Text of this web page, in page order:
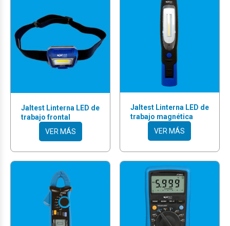
Jaltest Linterna LED de
trabajo frontal
VER MÁS
Jaltest Linterna LED de
trabajo magnética
VER MÁS